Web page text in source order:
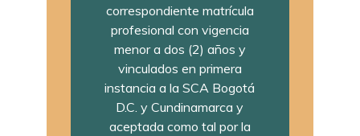
correspondiente matrícula
profesional con vigencia
menor a dos (2) años y
vinculados en primera
instancia a la SCA Bogotá
D.C. y Cundinamarca y
aceptada como tal por la